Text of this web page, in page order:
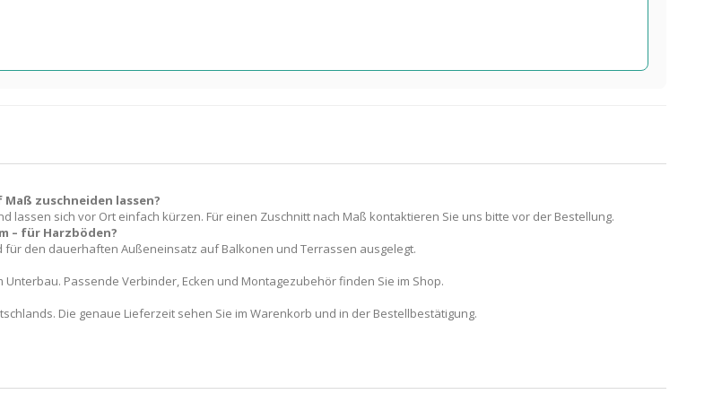
zuschneiden lassen?
sich vor Ort einfach kürzen. Für einen Zuschnitt nach Maß kontaktieren Sie uns bitte vor der Bestellung.
– für Harzböden?
den dauerhaften Außeneinsatz auf Balkonen und Terrassen ausgelegt.
Passende Verbinder, Ecken und Montagezubehör finden Sie im Shop.
Die genaue Lieferzeit sehen Sie im Warenkorb und in der Bestellbestätigung.